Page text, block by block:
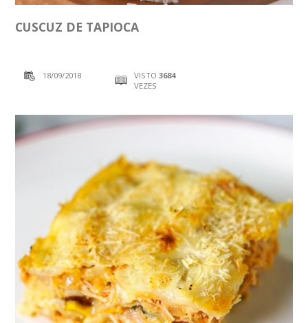
CUSCUZ DE TAPIOCA
18/09/2018 VISTO3684
VEZES